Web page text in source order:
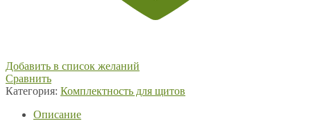
Добавить в список желаний
Сравнить
Категория: Комплектность для щитов
Описание